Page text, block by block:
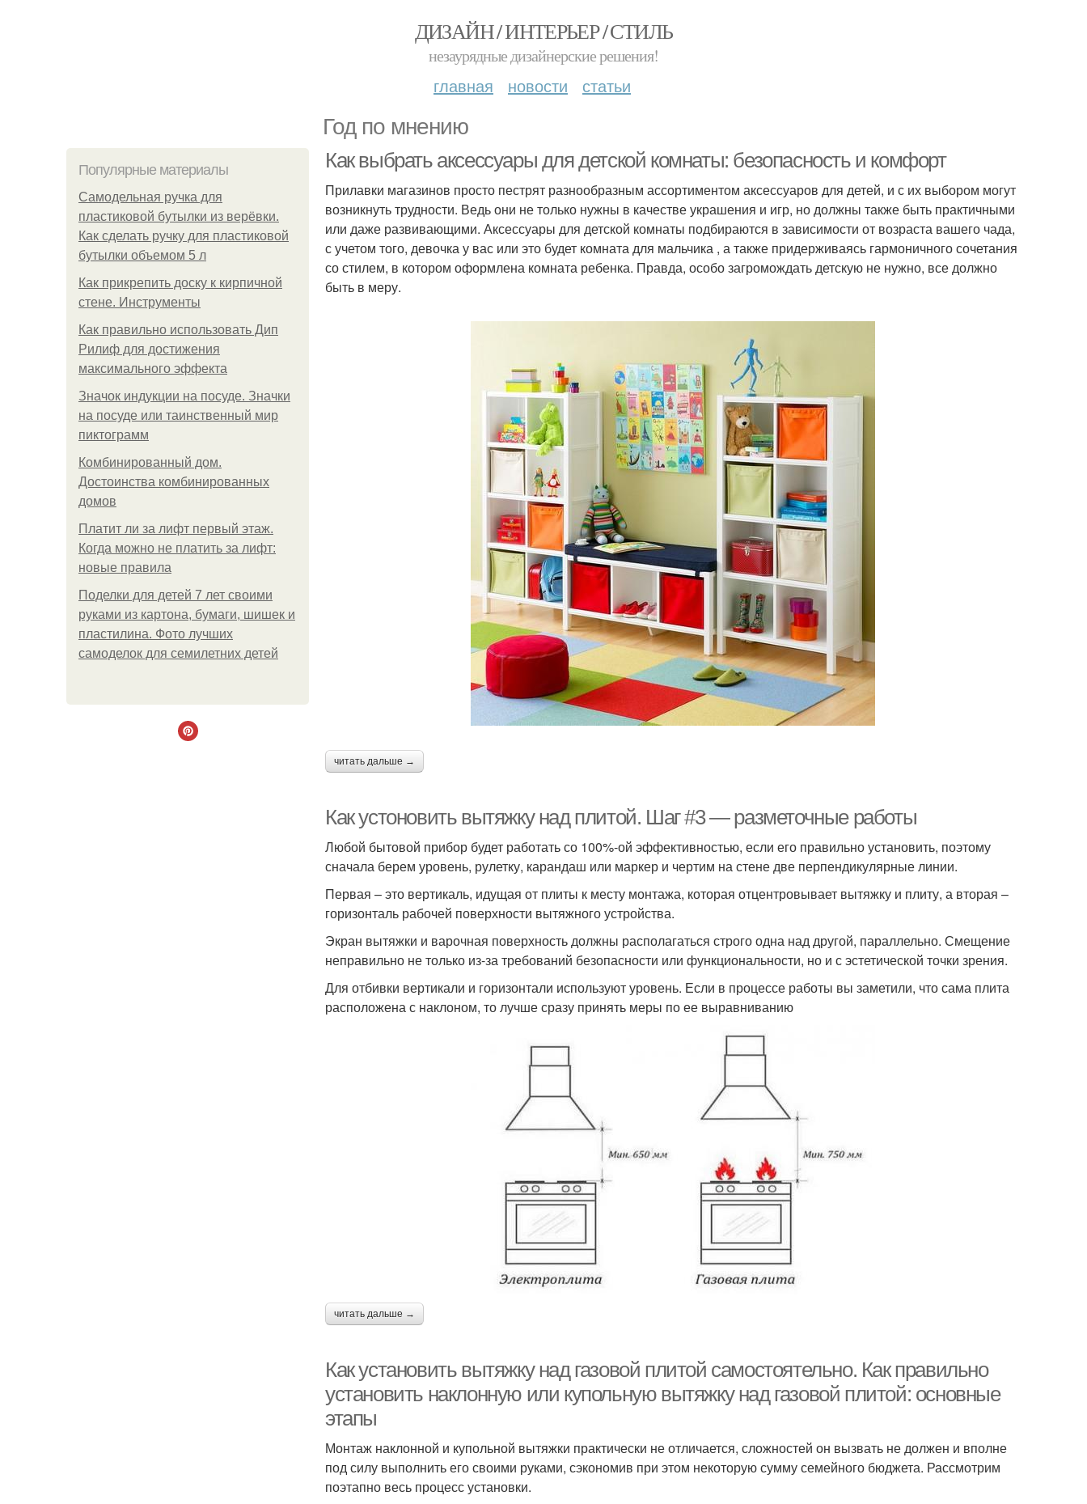
ДИЗАЙН / ИНТЕРЬЕР / СТИЛЬ
незаурядные дизайнерские решения!
главная новости статьи
Год по мнению
Популярные материалы
Самодельная ручка для
пластиковой бутылки из верёвки.
Как сделать ручку для пластиковой
бутылки объемом 5 л
Как прикрепить доску к кирпичной
стене. Инструменты
Как правильно использовать Дип
Рилиф для достижения
максимального эффекта
Значок индукции на посуде. Значки
на посуде или таинственный мир
пиктограмм
Комбинированный дом.
Достоинства комбинированных
домов
Платит ли за лифт первый этаж.
Когда можно не платить за лифт:
новые правила
Поделки для детей 7 лет своими
руками из картона, бумаги, шишек и
пластилина. Фото лучших
самоделок для семилетних детей
Как выбрать аксессуары для детской комнаты: безопасность и комфорт
Прилавки магазинов просто пестрят разнообразным ассортиментом аксессуаров для детей, и с их выбором могут
возникнуть трудности. Ведь они не только нужны в качестве украшения и игр, но должны также быть практичными
или даже развивающими. Аксессуары для детской комнаты подбираются в зависимости от возраста вашего чада,
с учетом того, девочка у вас или это будет комната для мальчика , а также придерживаясь гармоничного сочетания
со стилем, в котором оформлена комната ребенка. Правда, особо загромождать детскую не нужно, все должно
быть в меру.
читать дальше →
Как устоновить вытяжку над плитой. Шаг #3 — разметочные работы
Любой бытовой прибор будет работать со 100%-ой эффективностью, если его правильно установить, поэтому
сначала берем уровень, рулетку, карандаш или маркер и чертим на стене две перпендикулярные линии.
Первая – это вертикаль, идущая от плиты к месту монтажа, которая отцентровывает вытяжку и плиту, а вторая –
горизонталь рабочей поверхности вытяжного устройства.
Экран вытяжки и варочная поверхность должны располагаться строго одна над другой, параллельно. Смещение
неправильно не только из-за требований безопасности или функциональности, но и с эстетической точки зрения.
Для отбивки вертикали и горизонтали используют уровень. Если в процессе работы вы заметили, что сама плита
расположена с наклоном, то лучше сразу принять меры по ее выравниванию
читать дальше →
Как установить вытяжку над газовой плитой самостоятельно. Как правильно
установить наклонную или купольную вытяжку над газовой плитой: основные
этапы
Монтаж наклонной и купольной вытяжки практически не отличается, сложностей он вызвать не должен и вполне
под силу выполнить его своими руками, сэкономив при этом некоторую сумму семейного бюджета. Рассмотрим
поэтапно весь процесс установки.